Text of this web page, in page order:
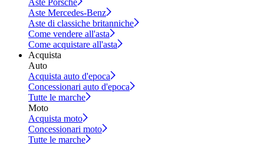
Aste Porsche
Aste Mercedes-Benz
Aste di classiche britanniche
Come vendere all'asta
Come acquistare all'asta
Acquista
Auto
Acquista auto d'epoca
Concessionari auto d'epoca
Tutte le marche
Moto
Acquista moto
Concessionari moto
Tutte le marche